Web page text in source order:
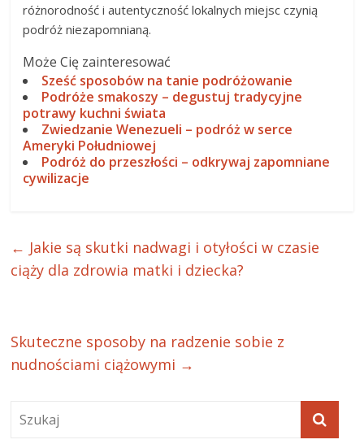
różnorodność i autentyczność lokalnych miejsc czynią
podróż niezapomnianą.
Może Cię zainteresować
Sześć sposobów na tanie podróżowanie
Podróże smakoszy – degustuj tradycyjne
potrawy kuchni świata
Zwiedzanie Wenezueli – podróż w serce
Ameryki Południowej
Podróż do przeszłości – odkrywaj zapomniane
cywilizacje
← Jakie są skutki nadwagi i otyłości w czasie
ciąży dla zdrowia matki i dziecka?
Skuteczne sposoby na radzenie sobie z
nudnościami ciążowymi →